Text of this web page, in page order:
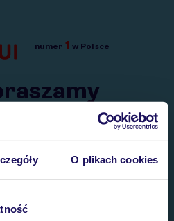
O plikach cookies
numer 1 w Polsce
na krótkie wakacje.